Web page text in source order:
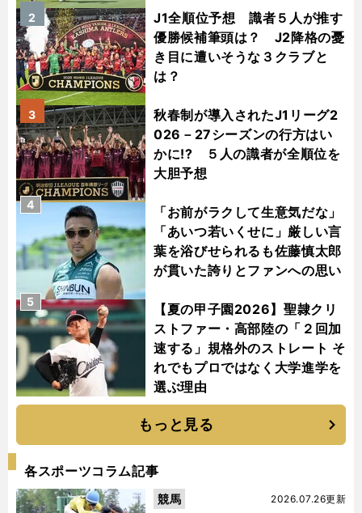
J1全順位予想 識者５人が推す
優勝候補筆頭は？ J2降格の憂
き目に遭いそうな３クラブと
は？
2
秋春制が導入されたJ1リーグ2
026－27シーズンの行方はい
かに!? ５人の識者が全順位を
大胆予想
3
「お前がラクして生意気だな」
「あいつ若いくせに」厳しい言
葉を浴びせられるも佐藤慎太郎
が貫いた誇りとファンへの思い
4
【夏の甲子園2026】聖隷クリ
ストファー・高部陸の「２回加
速する」規格外のストレート そ
れでもプロではなく大学進学を
選ぶ理由
5
もっと見る
各スポーツコラム記事
2026.07.26更新
競馬